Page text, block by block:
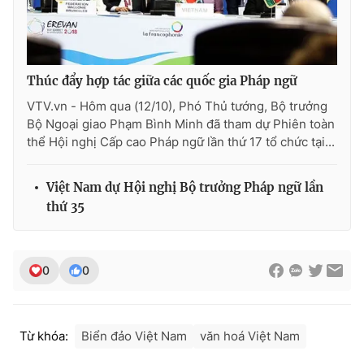
THỜI BÁO VTV
Cơ quan chủ quản:
cấp ngày 29/12/2023
Tổng Biên tập:
Nguyễn Trọng Ninh
Thúc đẩy hợp tác giữa các quốc gia Pháp ngữ
VTV.vn - Hôm qua (12/10), Phó Thủ tướng, Bộ trưởng
Bộ Ngoại giao Phạm Bình Minh đã tham dự Phiên toàn
thể Hội nghị Cấp cao Pháp ngữ lần thứ 17 tổ chức tại...
Việt Nam dự Hội nghị Bộ trưởng Pháp ngữ lần
thứ 35
0 0
Từ khóa: Biển đảo Việt Nam văn hoá Việt Nam